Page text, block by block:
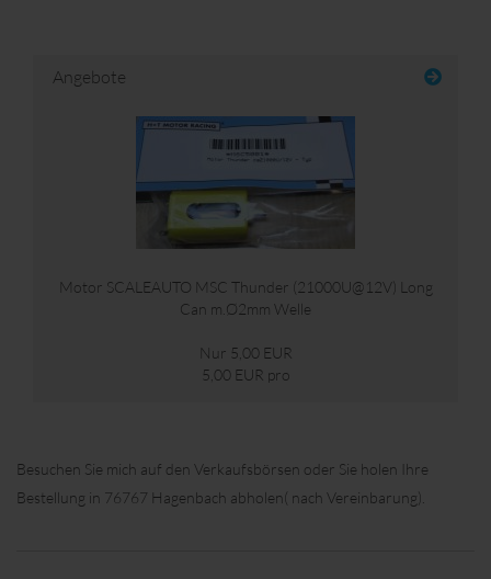
Angebote
Motor SCALEAUTO MSC Thunder (21000U@12V) Long
Can m.Ø2mm Welle
Nur 5,00 EUR
5,00 EUR pro
Besuchen Sie mich auf den Verkaufsbörsen oder Sie holen Ihre
Bestellung in 76767 Hagenbach abholen( nach Vereinbarung).